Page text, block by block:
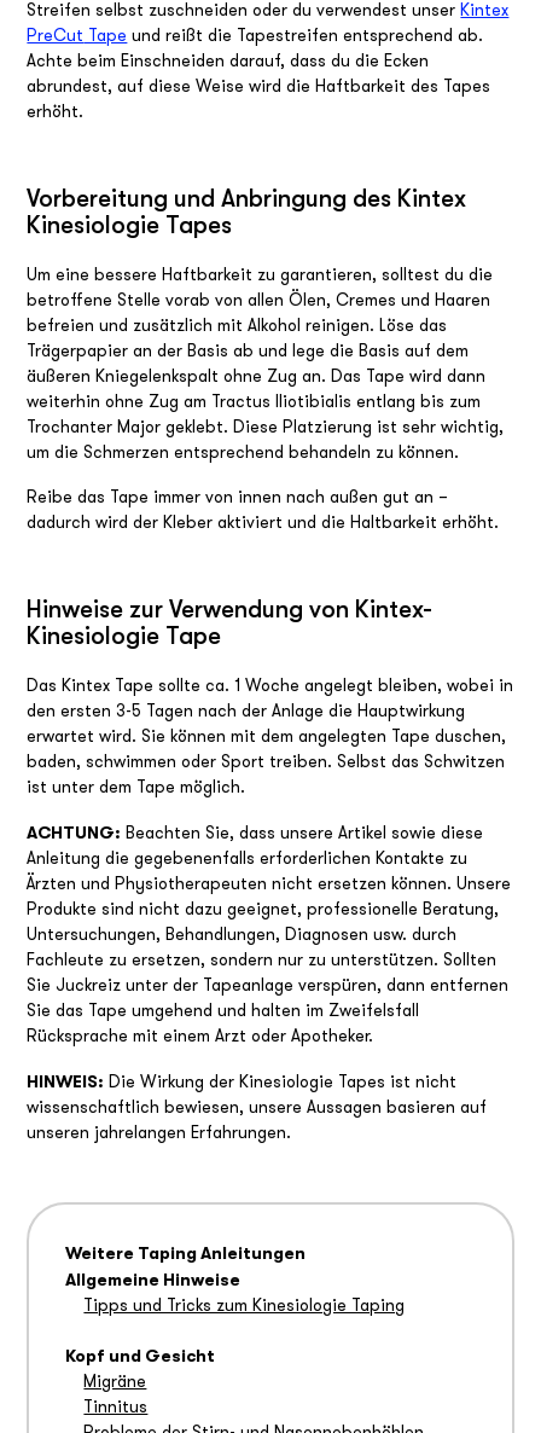
Streifen selbst zuschneiden oder du verwendest unser Kintex
PreCut Tape und reißt die Tapestreifen entsprechend ab.
Achte beim Einschneiden darauf, dass du die Ecken
abrundest, auf diese Weise wird die Haftbarkeit des Tapes
erhöht.
Vorbereitung und Anbringung des Kintex
Kinesiologie Tapes
Um eine bessere Haftbarkeit zu garantieren, solltest du die
betroffene Stelle vorab von allen Ölen, Cremes und Haaren
befreien und zusätzlich mit Alkohol reinigen. Löse das
Trägerpapier an der Basis ab und lege die Basis auf dem
äußeren Kniegelenkspalt ohne Zug an. Das Tape wird dann
weiterhin ohne Zug am Tractus Iliotibialis entlang bis zum
Trochanter Major geklebt. Diese Platzierung ist sehr wichtig,
um die Schmerzen entsprechend behandeln zu können.
Reibe das Tape immer von innen nach außen gut an –
dadurch wird der Kleber aktiviert und die Haltbarkeit erhöht.
Hinweise zur Verwendung von Kintex-
Kinesiologie Tape
Das Kintex Tape sollte ca. 1 Woche angelegt bleiben, wobei in
den ersten 3-5 Tagen nach der Anlage die Hauptwirkung
erwartet wird. Sie können mit dem angelegten Tape duschen,
baden, schwimmen oder Sport treiben. Selbst das Schwitzen
ist unter dem Tape möglich.
ACHTUNG: Beachten Sie, dass unsere Artikel sowie diese
Anleitung die gegebenenfalls erforderlichen Kontakte zu
Ärzten und Physiotherapeuten nicht ersetzen können. Unsere
Produkte sind nicht dazu geeignet, professionelle Beratung,
Untersuchungen, Behandlungen, Diagnosen usw. durch
Fachleute zu ersetzen, sondern nur zu unterstützen. Sollten
Sie Juckreiz unter der Tapeanlage verspüren, dann entfernen
Sie das Tape umgehend und halten im Zweifelsfall
Rücksprache mit einem Arzt oder Apotheker.
HINWEIS: Die Wirkung der Kinesiologie Tapes ist nicht
wissenschaftlich bewiesen, unsere Aussagen basieren auf
unseren jahrelangen Erfahrungen.
Weitere Taping Anleitungen
Allgemeine Hinweise
Tipps und Tricks zum Kinesiologie Taping
Kopf und Gesicht
Migräne
Tinnitus